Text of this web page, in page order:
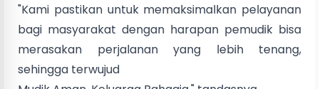
"Kami pastikan untuk memaksimalkan pelayanan
bagi masyarakat dengan harapan pemudik bisa
merasakan perjalanan yang lebih tenang,
sehingga terwujud